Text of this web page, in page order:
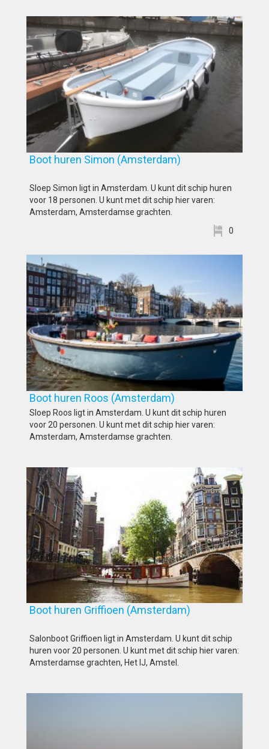
Boot huren Simon (Amsterdam)
Sloep Simon ligt in Amsterdam. U kunt dit schip huren
voor 18 personen. U kunt met dit schip hier varen:
Amsterdam, Amsterdamse grachten.
0
Boot huren Roos (Amsterdam)
Sloep Roos ligt in Amsterdam. U kunt dit schip huren
voor 20 personen. U kunt met dit schip hier varen:
Amsterdam, Amsterdamse grachten.
Boot huren Griffioen (Amsterdam)
Salonboot Griffioen ligt in Amsterdam. U kunt dit schip
huren voor 20 personen. U kunt met dit schip hier varen:
Amsterdamse grachten, Het IJ, Amstel.